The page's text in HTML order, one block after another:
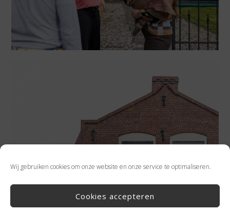
Wij gebruiken cookies om onze website en onze service te optimaliseren.
Cookies accepteren